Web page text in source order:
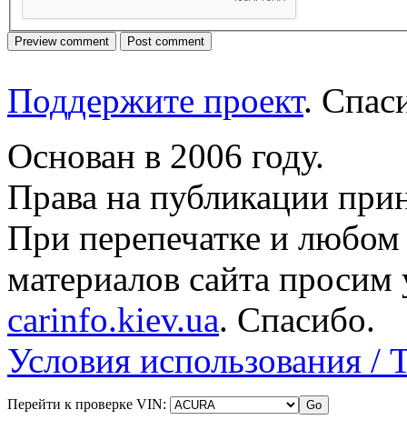
Поддержите проект.
Основан в 2006 году.
Права на публикации
При перепечатке и
материалов сайта просим
carinfo.kiev.ua. Спасибо.
Условия использования /
Перейти к проверке VIN: